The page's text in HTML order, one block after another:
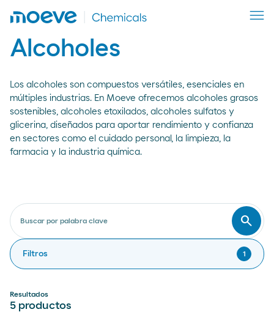
Alcoholes
Los alcoholes son compuestos versátiles, esenciales en
múltiples industrias. En Moeve ofrecemos alcoholes grasos
sostenibles, alcoholes etoxilados, alcoholes sulfatos y
glicerina, diseñados para aportar rendimiento y confianza
en sectores como el cuidado personal, la limpieza, la
farmacia y la industria química.
Buscar por palabra clave searchBuscar
Filtros 1
Resultados
5 productos